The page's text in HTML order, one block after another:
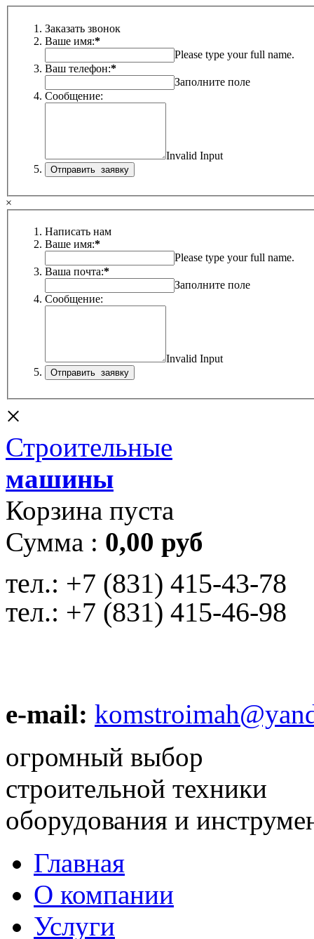
Заказать звонок
Ваше имя:*
Please type your full name.
Ваш телефон:*
Заполните поле
Сообщение:
Invalid Input
×
Написать нам
Ваше имя:*
Please type your full name.
Ваша почта:*
Заполните поле
Сообщение:
Invalid Input
×
Строительные
машины
Корзина пуста
Сумма : 0,00 руб
тел.: +7 (831) 415-43-78
тел.: +7 (831) 415-46-98
e-mail:
огромный выбор
строительной техники
оборудования и
Главная
О компании
Услуги